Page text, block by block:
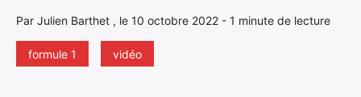
Par Julien Barthet , le 10 octobre 2022 - 1 minute de lecture
formule 1 vidéo